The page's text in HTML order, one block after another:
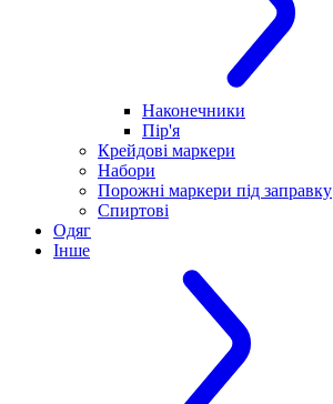
Наконечники
Пір'я
Крейдові маркери
Набори
Порожні маркери під заправку
Спиртові
Одяг
Інше